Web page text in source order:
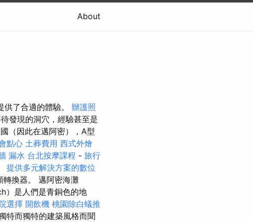
About
了合適的體驗。 辦護照
發現的洞穴，經驗甚至是
（因此在邁阿密），A型
點心 土葬費用 西式外燴
漏水 台北按摩課程 - 旅行
提供多元解決方案的數位
轉換器。 邁阿密海灘
）是人們是青銅色的地
選擇 開飲機 桃園除白蟻推
特而獨特的建築風格而聞